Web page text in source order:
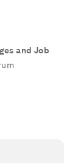
and Job